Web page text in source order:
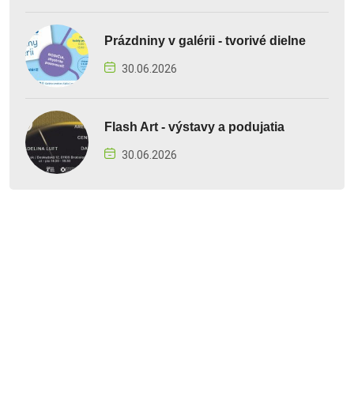
Prázdniny v galérii - tvorivé dielne
30.06.2026
Flash Art - výstavy a podujatia
30.06.2026